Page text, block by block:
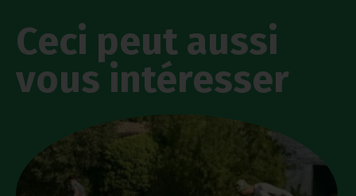
Ceci peut aussi
vous intéresser